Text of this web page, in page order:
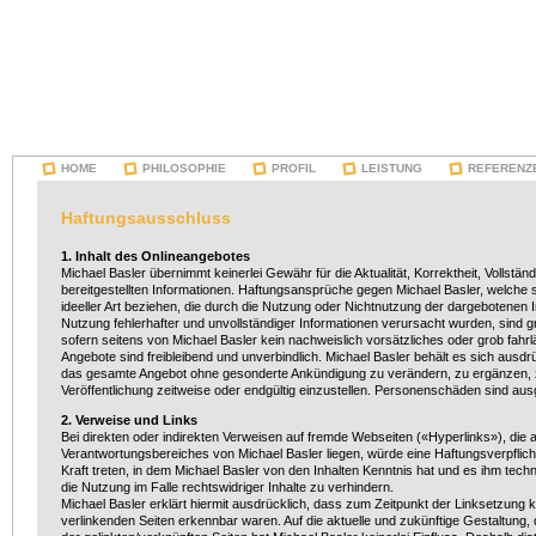
HOME PHILOSOPHIE PROFIL LEISTUNG
Haftungsausschluss
1. Inhalt des Onlineangebotes
Michael Basler übernimmt keinerlei Gewähr für die Aktualität, Korrektheit,
bereitgestellten Informationen. Haftungsansprüche gegen Michael Basler, welche
ideeller Art beziehen, die durch die Nutzung oder Nichtnutzung der dargebotenen
Nutzung fehlerhafter und unvollständiger Informationen verursacht wurden, sind
sofern seitens von Michael Basler kein nachweislich vorsätzliches oder grob
Angebote sind freibleibend und unverbindlich. Michael Basler behält es sich
das gesamte Angebot ohne gesonderte Ankündigung zu verändern, zu
Veröffentlichung zeitweise oder endgültig einzustellen. Personenschäden sind
2. Verweise und Links
Bei direkten oder indirekten Verweisen auf fremde Webseiten («Hyperlinks»), die
Verantwortungsbereiches von Michael Basler liegen, würde eine
Kraft treten, in dem Michael Basler von den Inhalten Kenntnis hat und es ihm
die Nutzung im Falle rechtswidriger Inhalte zu verhindern.
Michael Basler erklärt hiermit ausdrücklich, dass zum Zeitpunkt der Linksetzung
verlinkenden Seiten erkennbar waren. Auf die aktuelle und zukünftige